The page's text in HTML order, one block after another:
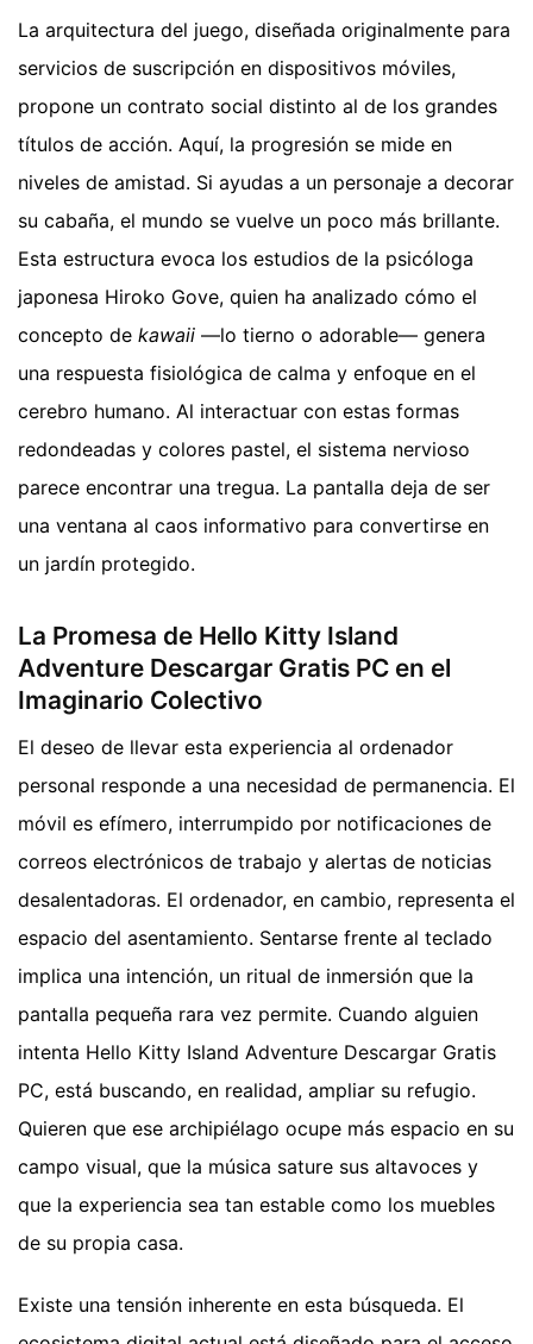
La arquitectura del juego, diseñada originalmente para
servicios de suscripción en dispositivos móviles,
propone un contrato social distinto al de los grandes
títulos de acción. Aquí, la progresión se mide en
niveles de amistad. Si ayudas a un personaje a decorar
su cabaña, el mundo se vuelve un poco más brillante.
Esta estructura evoca los estudios de la psicóloga
japonesa Hiroko Gove, quien ha analizado cómo el
concepto de kawaii —lo tierno o adorable— genera
una respuesta fisiológica de calma y enfoque en el
cerebro humano. Al interactuar con estas formas
redondeadas y colores pastel, el sistema nervioso
parece encontrar una tregua. La pantalla deja de ser
una ventana al caos informativo para convertirse en
un jardín protegido.
La Promesa de Hello Kitty Island
Adventure Descargar Gratis PC en el
Imaginario Colectivo
El deseo de llevar esta experiencia al ordenador
personal responde a una necesidad de permanencia. El
móvil es efímero, interrumpido por notificaciones de
correos electrónicos de trabajo y alertas de noticias
desalentadoras. El ordenador, en cambio, representa el
espacio del asentamiento. Sentarse frente al teclado
implica una intención, un ritual de inmersión que la
pantalla pequeña rara vez permite. Cuando alguien
intenta Hello Kitty Island Adventure Descargar Gratis
PC, está buscando, en realidad, ampliar su refugio.
Quieren que ese archipiélago ocupe más espacio en su
campo visual, que la música sature sus altavoces y
que la experiencia sea tan estable como los muebles
de su propia casa.
Existe una tensión inherente en esta búsqueda. El